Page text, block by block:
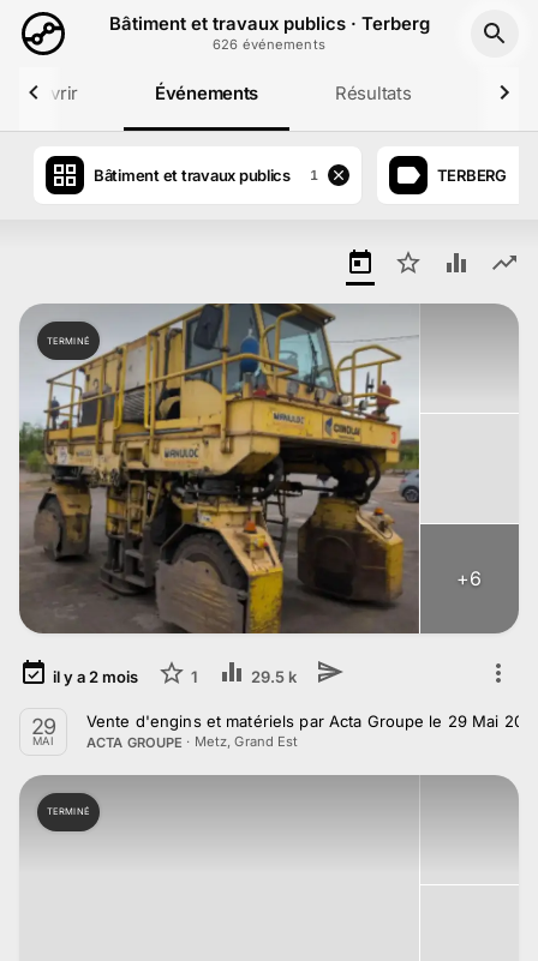
Aller au contenu principal
Bâtiment et travaux publics · Terberg
626 événements
Événements Résultats
Bâtiment et travaux publics 1 TERBERG
TERMINÉ
+6
il y a 2mois 1 29.5 k
29
MAI
Vente d'engins et matériels par Acta Groupe le 29 Mai
ACTA GROUPE · Metz, Grand Est
TERMINÉ